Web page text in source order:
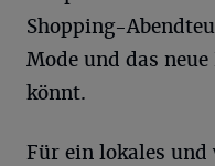
Shopping-
Mode und das
könnt.
Für ein lokales